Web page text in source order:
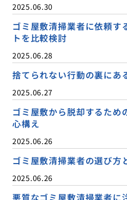
2025.06.30
ゴミ屋敷清掃業者に依頼す
トを比較検討
2025.06.28
捨てられない行動の裏にあ
2025.06.27
ゴミ屋敷から脱却するため
心構え
2025.06.26
ゴミ屋敷清掃業者の選び方
2025.06.26
悪質なゴミ屋敷清掃業者に